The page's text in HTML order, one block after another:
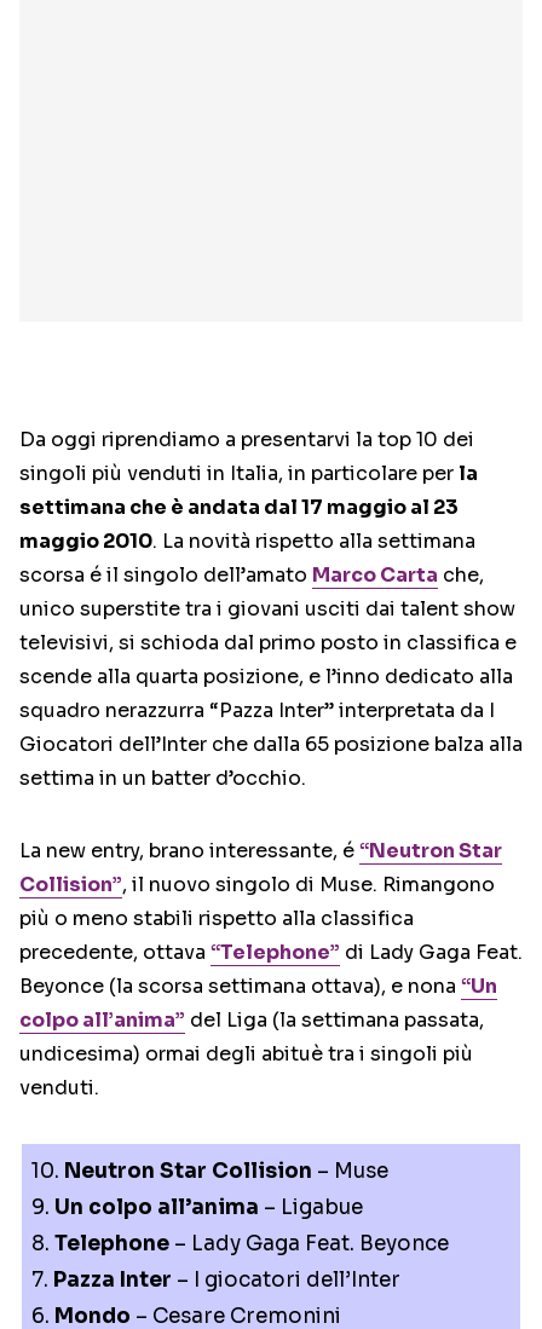
Da oggi riprendiamo a presentarvi la top 10 dei
singoli più venduti in Italia, in particolare per la
settimana che è andata dal 17 maggio al 23
maggio 2010. La novità rispetto alla settimana
scorsa é il singolo dell’amato Marco Carta che,
unico superstite tra i giovani usciti dai talent show
televisivi, si schioda dal primo posto in classifica e
scende alla quarta posizione, e l’inno dedicato alla
squadro nerazzurra “Pazza Inter” interpretata da I
Giocatori dell’Inter che dalla 65 posizione balza alla
settima in un batter d’occhio.
La new entry, brano interessante, é“Neutron Star
Collision”, il nuovo singolo di Muse. Rimangono
più o meno stabili rispetto alla classifica
precedente, ottava “Telephone” di Lady Gaga Feat.
Beyonce (la scorsa settimana ottava), e nona “Un
colpo all’anima” del Liga (la settimana passata,
undicesima) ormai degli abituè tra i singoli più
venduti.
10. Neutron Star Collision – Muse
9. Un colpo all’anima – Ligabue
8. Telephone – Lady Gaga Feat. Beyonce
7. Pazza Inter – I giocatori dell’Inter
6. Mondo – Cesare Cremonini